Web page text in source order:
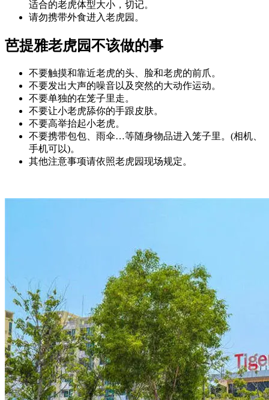
适合的老虎体型大小，切记。
请勿携带外食进入老虎园。
芭提雅老虎园不该做的事
不要触摸和靠近老虎的头、脸和老虎的前爪。
不要发出大声的噪音以及突然的大动作运动。
不要单独的在笼子里走。
不要让小老虎舔你的手跟皮肤。
不要高举抬起小老虎。
不要携带包包、雨伞…等随身物品进入笼子里。(相机、
手机可以)。
其他注意事项请依照老虎园现场规定。